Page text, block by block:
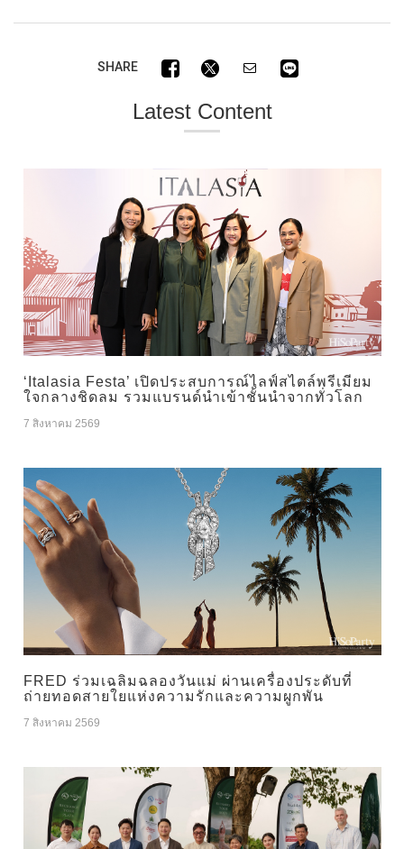
SHARE
Latest Content
‘Italasia Festa’ เปิดประสบการณ์ไลฟ์สไตล์พรีเมียม
ใจกลางชิดลม รวมแบรนด์นำเข้าชั้นนำจากทั่วโลก
7 สิงหาคม 2569
FRED ร่วมเฉลิมฉลองวันแม่ ผ่านเครื่องประดับที่
ถ่ายทอดสายใยแห่งความรักและความผูกพัน
7 สิงหาคม 2569